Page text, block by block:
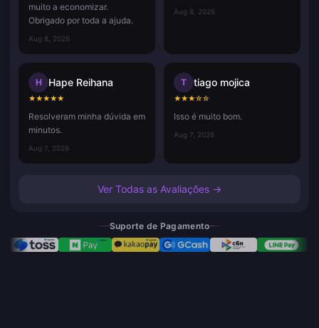
muito a economizar.
Obrigado por toda a ajuda.
Aug 8, 2026
Aug 8, 2026
H Hape Reihana
★★★★★
Resolveram minha dúvida em
minutos.
Aug 7, 2026
T tiago mojica
★★★☆☆
Isso é muito bom.
Aug 7, 2026
Ver Todas as Avaliações →
Suporte de Pagamento